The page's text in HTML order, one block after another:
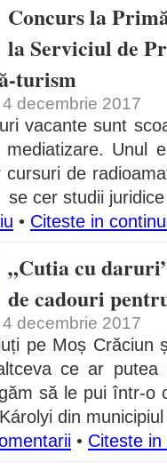
Concurs la
la Serviciul de
turism
decembrie 2017
vacante sunt
mediatizare. Unul
de
cer studii
• Citeste in
„Cutia cu
de cadouri
decembrie 2017
pe Moș Crăciun
ce ar
să le pui într-o
din
• Citeste